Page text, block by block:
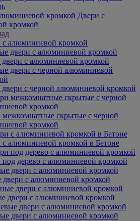
Двери с
кромкой
с алюминиевой кромкой
двери с алюминиевой кромкой
двери с черной алюминиевой кромкой
межкомнатные скрытые с черной
кромкой
с алюминиевой кромкой в Бетоне
под дерево с алюминиевой кромкой
двери с алюминиевой кромкой
двери с алюминиевой кромкой
двери с алюминиевой кромкой